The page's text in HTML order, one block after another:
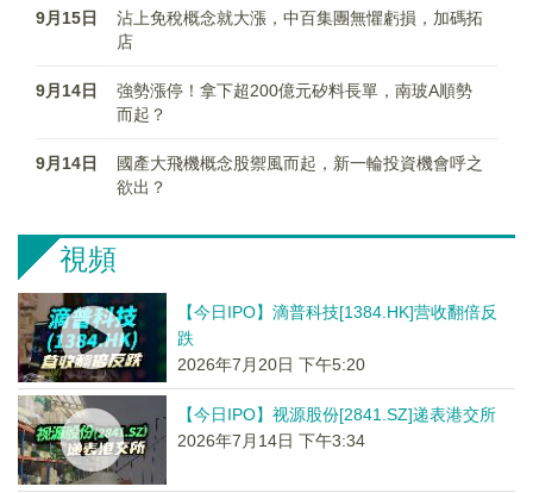
9月15日
沾上免稅概念就大漲，中百集團無懼虧損，加碼拓
店
9月14日
強勢漲停！拿下超200億元矽料長單，南玻A順勢
而起？
9月14日
國產大飛機概念股禦風而起，新一輪投資機會呼之
欲出？
視頻
【今日IPO】滴普科技[1384.HK]营收翻倍反
跌
2026年7月20日 下午5:20
【今日IPO】视源股份[2841.SZ]递表港交所
2026年7月14日 下午3:34